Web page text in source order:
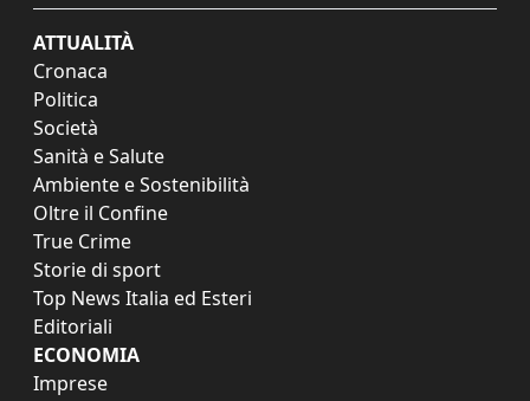
ATTUALITÀ
Cronaca
Politica
Società
Sanità e Salute
Ambiente e Sostenibilità
Oltre il Confine
True Crime
Storie di sport
Top News Italia ed Esteri
Editoriali
ECONOMIA
Imprese